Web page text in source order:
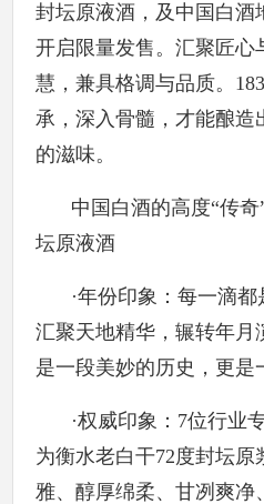
封坛原液酒，及中国白酒
开启限量发售。汇聚匠心
慧，兼具格调与品质。
承，深入骨髓，才能酿造
的滋味。
中国白酒的高度“传
坛原液酒
·年份印象：每一滴都
汇聚天地精华，辗转年月
是一段美妙的历史，更是
·权威印象：7位行业
为衡水老白干72度封坛
雅、醇厚绵柔、甘冽爽净